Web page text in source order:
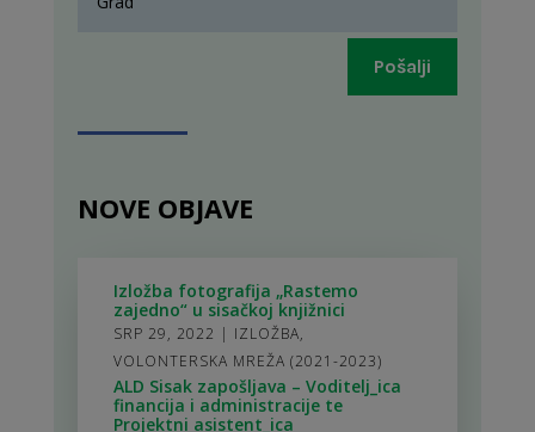
Pošalji
NOVE OBJAVE
Izložba fotografija „Rastemo
zajedno“ u sisačkoj knjižnici
SRP 29, 2022 | IZLOŽBA,
VOLONTERSKA MREŽA (2021-2023)
ALD Sisak zapošljava – Voditelj_ica
financija i administracije te
Projektni asistent_ica